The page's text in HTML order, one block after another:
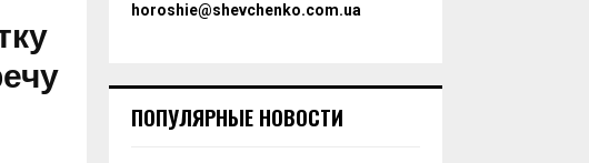
horoshie@shevchenko.com.ua
ПОПУЛЯРНЫЕ НОВОСТИ